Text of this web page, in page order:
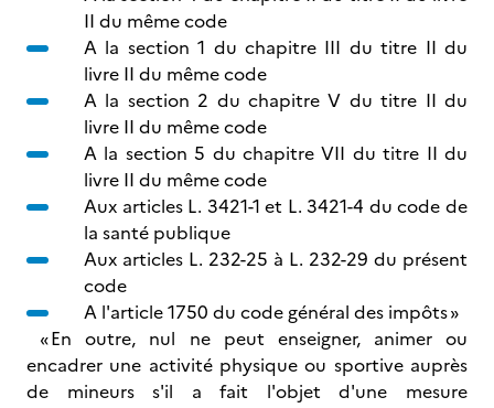
II du même code
A la section 1 du chapitre III du titre II du
livre II du même code
A la section 2 du chapitre V du titre II du
livre II du même code
A la section 5 du chapitre VII du titre II du
livre II du même code
Aux articles L. 3421-1 et L. 3421-4 du code de
la santé publique
Aux articles L. 232-25 à L. 232-29 du présent
code
A l'article 1750 du code général des impôts »
« En outre, nul ne peut enseigner, animer ou
encadrer une activité physique ou sportive auprès
de mineurs s'il a fait l'objet d'une mesure